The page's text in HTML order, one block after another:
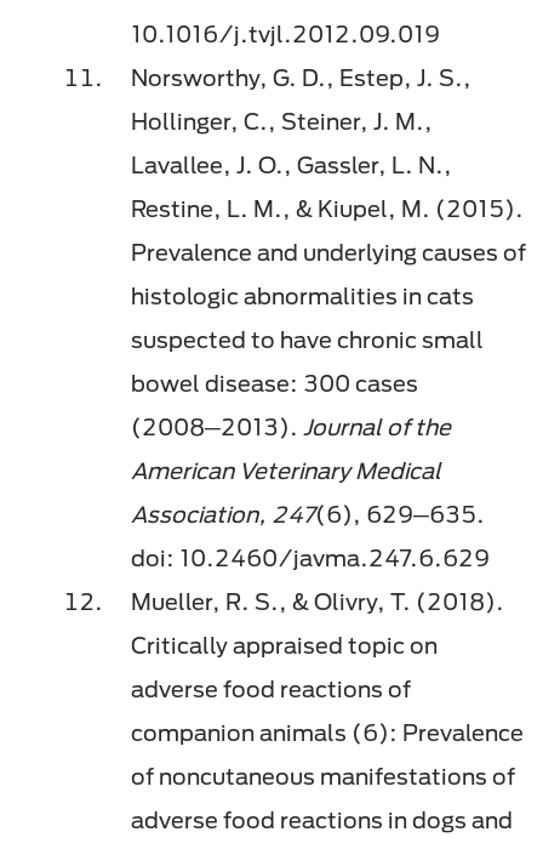
10.1016/j.tvjl.2012.09.019
Norsworthy, G. D., Estep, J. S.,
Hollinger, C., Steiner, J. M.,
Lavallee, J. O., Gassler, L. N.,
Restine, L. M., & Kiupel, M. (2015).
Prevalence and underlying causes of
histologic abnormalities in cats
suspected to have chronic small
bowel disease: 300 cases
(2008─2013). Journal of the
American Veterinary Medical
Association, 247(6), 629─635.
doi: 10.2460/javma.247.6.629
Mueller, R. S., & Olivry, T. (2018).
Critically appraised topic on
adverse food reactions of
companion animals (6): Prevalence
of noncutaneous manifestations of
adverse food reactions in dogs and